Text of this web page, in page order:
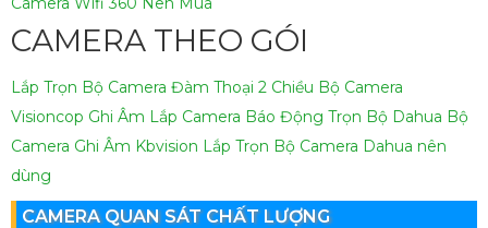
CAMERA THEO GÓI
Lắp Trọn Bộ Camera Đàm Thoại 2 Chiều Bộ Camera
Visioncop Ghi Âm Lắp Camera Báo Động Trọn Bộ Dahua Bộ
Camera Ghi Âm Kbvision Lắp Trọn Bộ Camera Dahua nên
dùng
CAMERA QUAN SÁT CHẤT LƯỢNG